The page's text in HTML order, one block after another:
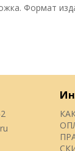
Формат